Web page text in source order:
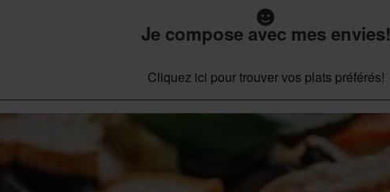
Je compose avec mes envies!
Cliquez ici pour trouver vos plats préférés!